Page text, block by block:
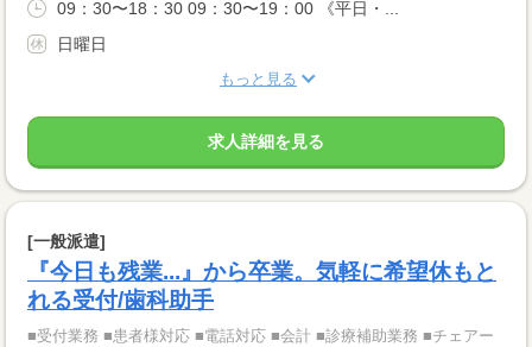
09：30〜18：30 09：30〜19：00 《平日・...
日曜日
もっと見る
求人詳細を見る
[一般派遣]
『今日も残業...』から卒業。気軽に希望休もと
れる受付/歯科助手
■受付業務 ■患者様対応 ■電話対応 ■会計 ■診療補助業務 ■チェアー